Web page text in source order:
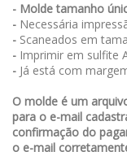
- Molde tamanho
- Necessária
- Scaneados em
- Imprimir em sulfite
- Já está com
O molde é um
para o e-mail
confirmação do
o e-mail